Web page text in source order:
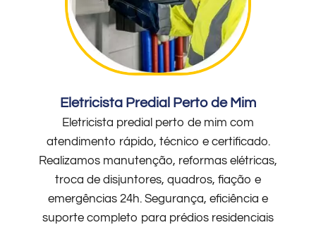
Eletricista Predial Perto de Mim
Eletricista predial perto de mim com
atendimento rápido, técnico e certificado.
Realizamos manutenção, reformas elétricas,
troca de disjuntores, quadros, fiação e
emergências 24h. Segurança, eficiência e
suporte completo para prédios residenciais